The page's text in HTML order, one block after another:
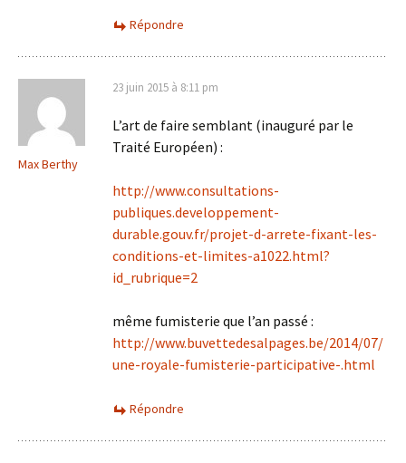
Répondre
Max Berthy
23 juin 2015 à 8:11 pm
L’art de faire semblant (inauguré par le
Traité Européen) :
http://www.consultations-
publiques.developpement-
durable.gouv.fr/projet-d-arrete-fixant-les-
conditions-et-limites-a1022.html?
id_rubrique=2
même fumisterie que l’an passé :
http://www.buvettedesalpages.be/2014/07/
une-royale-fumisterie-participative-.html
Répondre